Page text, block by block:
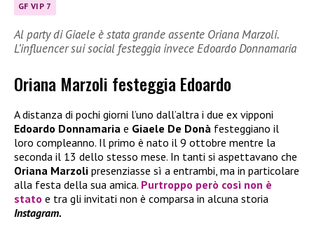
GF VIP 7
Al party di Giaele è stata grande assente Oriana Marzoli.
L’influencer sui social festeggia invece Edoardo Donnamaria
Oriana Marzoli festeggia Edoardo
A distanza di pochi giorni l’uno dall’altra i due ex vipponi
Edoardo Donnamaria e Giaele De Donà festeggiano il
loro compleanno. Il primo è nato il 9 ottobre mentre la
seconda il 13 dello stesso mese. In tanti si aspettavano che
Oriana Marzoli presenziasse sì a entrambi, ma in particolare
alla festa della sua amica. Purtroppo però così non è
stato e tra gli invitati non è comparsa in alcuna storia
Instagram.